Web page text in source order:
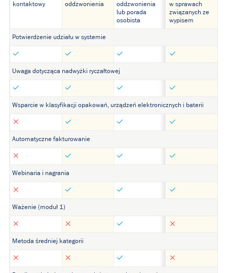
kontaktowy
oddzwonienia
oddzwonienia
lub porada
osobista
w sprawach
związanych ze
wypisem
Potwierdzenie udziału w systemie
Uwaga dotycząca nadwyżki ryczałtowej
Wsparcie w klasyfikacji opakowań, urządzeń elektronicznych i baterii
Automatyczne fakturowanie
Webinaria i nagrania
Ważenie (moduł 1)
Metoda średniej kategorii